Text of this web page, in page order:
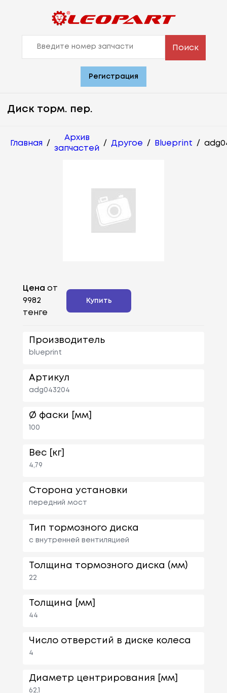
Поиск
Регистрация
Диск торм. пер.
Главная /
Архив
запчастей
/ Другое / Blueprint /
Цена от
9982
тенге
Купить
Производитель
blueprint
Артикул
adg043204
Ø фаски [мм]
100
Вес [кг]
4,79
Сторона установки
передний мост
Тип тормозного диска
с внутренней вентиляцией
Толщина тормозного диска (мм)
22
Толщина [мм]
44
Число отверстий в диске колеса
4
Диаметр центрирования [мм]
62,1